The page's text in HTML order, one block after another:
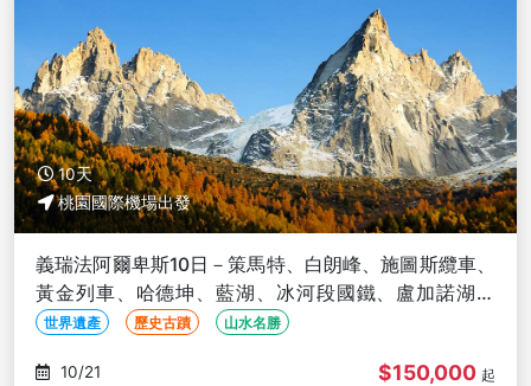
10天
桃園國際機場出發
義瑞法阿爾卑斯10日－策馬特、白朗峰、施圖斯纜車、
黃金列車、哈德坤、藍湖、冰河段國鐵、盧加諾湖遊
船、米蘭教堂入內+登頂
世界遺產 歷史古蹟 山水名勝
10/21 $150,000 起